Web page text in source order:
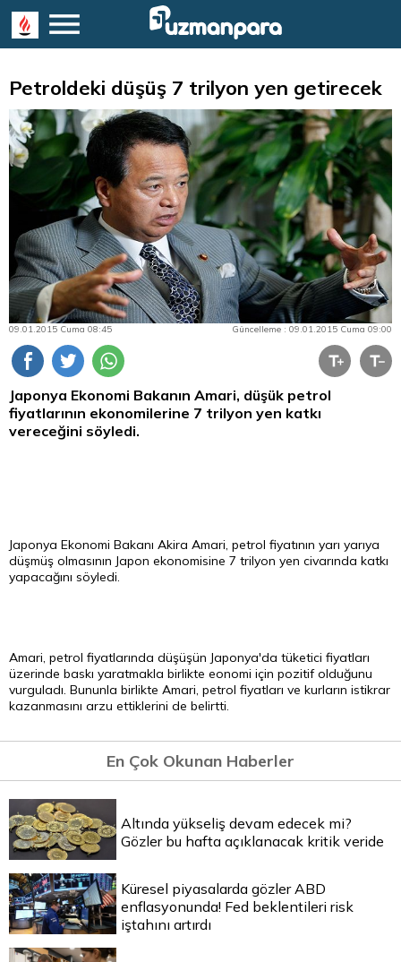
Petroldeki düşüş 7 trilyon yen getirecek
09.01.2015 Cuma 08:45 Güncelleme : 09.01.2015 Cuma 09:00
Japonya Ekonomi Bakanın Amari, düşük petrol
fiyatlarının ekonomilerine 7 trilyon yen katkı
vereceğini söyledi.
Japonya Ekonomi Bakanı Akira Amari, petrol fiyatının yarı yarıya
düşmüş olmasının Japon ekonomisine 7 trilyon yen civarında katkı
yapacağını söyledi.
Amari, petrol fiyatlarında düşüşün Japonya'da tüketici fiyatları
üzerinde baskı yaratmakla birlikte eonomi için pozitif olduğunu
vurguladı. Bununla birlikte Amari, petrol fiyatları ve kurların istikrar
kazanmasını arzu ettiklerini de belirtti.
En Çok Okunan Haberler
Altında yükseliş devam edecek mi?
Gözler bu hafta açıklanacak kritik veride
Küresel piyasalarda gözler ABD
enflasyonunda! Fed beklentileri risk
iştahını artırdı